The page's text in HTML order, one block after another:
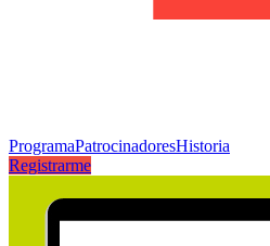
ProgramaPatrocinadoresHistoria
Registrarme